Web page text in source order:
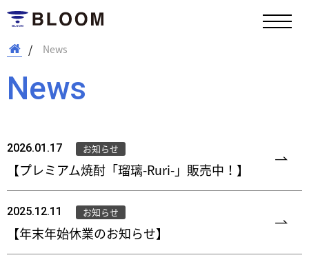
News
News
2026.01.17 お知らせ
【プレミアム焼酎「瑠璃-Ruri-」販売中！】
2025.12.11 お知らせ
【年末年始休業のお知らせ】